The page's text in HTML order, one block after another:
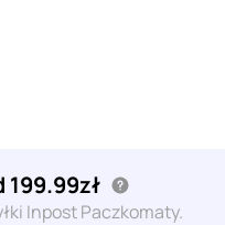
Inpost Paczkomaty.